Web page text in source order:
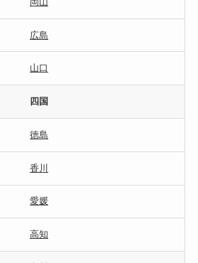
広島
山口
四国
徳島
香川
愛媛
高知